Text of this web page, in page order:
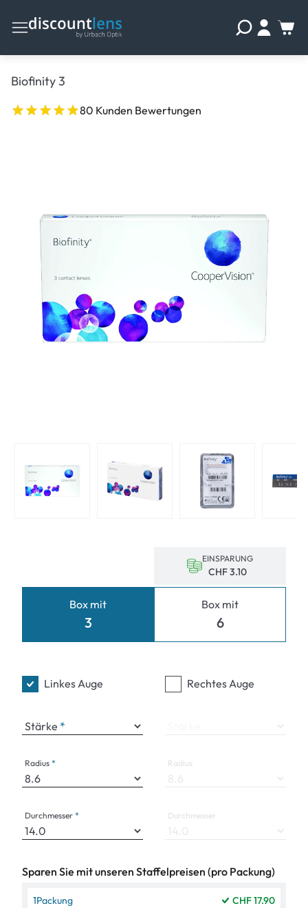
Biofinity 3
80 Kunden Bewertungen
Box mit
3
EINSPARUNG
CHF 3.10
Box mit
6
Linkes Auge
Stärke
Radius
Durchmesser
Rechtes Auge
Radius
Durchmesser
Sparen Sie mit unseren Staffelpreisen (pro Packung)
1Packung
CHF 17.90